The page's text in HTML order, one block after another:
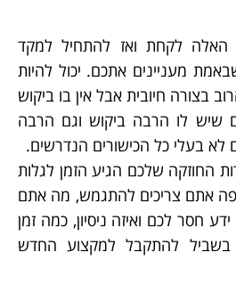
לקחת ואז להתחיל למקד
מעניינים אתכם. יכול להיות
בצורה חיובית אבל אין בו ביקוש
שיש לו הרבה ביקוש וגם הרבה
בעלי כל הכישורים הנדרשים.
החוזקה שלכם הגיע הזמן לגלות
אתם צריכים להתגמש, מה אתם
חסר לכם ואיזה ניסיון, כמה זמן
בשביל להתקבל למקצוע החדש